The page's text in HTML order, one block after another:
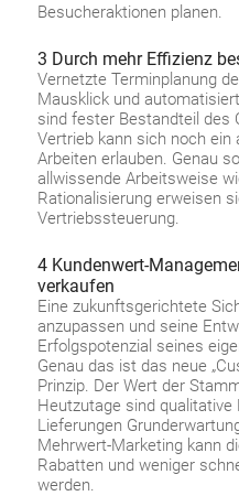
Besucheraktionen planen.
3 Durch mehr Effizienz
Vernetzte Terminplanung
Mausklick und
sind fester Bestandteil des
Vertrieb kann sich noch
Arbeiten erlauben. Genau
allwissende Arbeitsweise
Rationalisierung erweisen
Vertriebssteuerung.
4 Kundenwert-
verkaufen
Eine zukunftsgerichtete
anzupassen und seine
Erfolgspotenzial seines
Genau das ist das neue
Prinzip. Der Wert der
Heutzutage sind qualitative
Lieferungen
Mehrwert-Marketing kann
Rabatten und weniger
werden.